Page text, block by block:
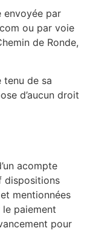
par
ou par voie
de Ronde,
tenu de sa
d’aucun droit
acompte
dispositions
mentionnées
paiement
pour